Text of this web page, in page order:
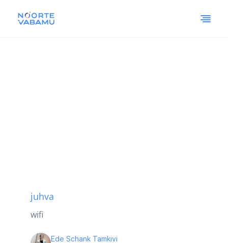
juhva
wifi
Ede Schank Tamkivi